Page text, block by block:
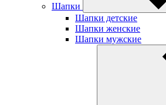
Шапки
Шапки детские
Шапки женские
Шапки мужские